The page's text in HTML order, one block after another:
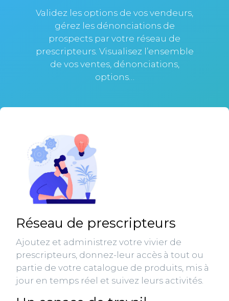
Validez les options de vos vendeurs,
gérez les dénonciations de
prospects par votre réseau de
prescripteurs. Visualisez l’ensemble
de vos ventes, dénonciations,
options…
Réseau de prescripteurs
Ajoutez et administrez votre vivier de
prescripteurs, donnez-leur accès à tout ou
partie de votre catalogue de produits, mis à
jour en temps réel et suivez leurs activités.